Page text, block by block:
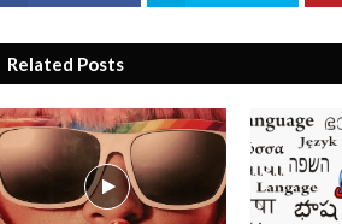
Related Posts